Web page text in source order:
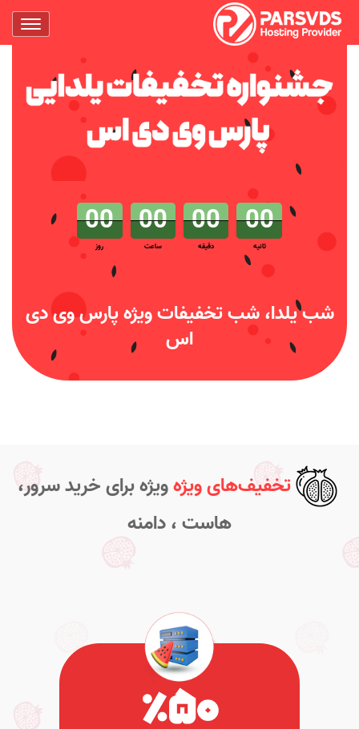
00
روز
00
ساعت
00
دقیقه
00
ثانیه
شب یلدا، شب تخفیفات ویژه پارس وی دی
اس
تخفیف‌های ویژهویژه برای خرید سرور،
هاست ، دامنه